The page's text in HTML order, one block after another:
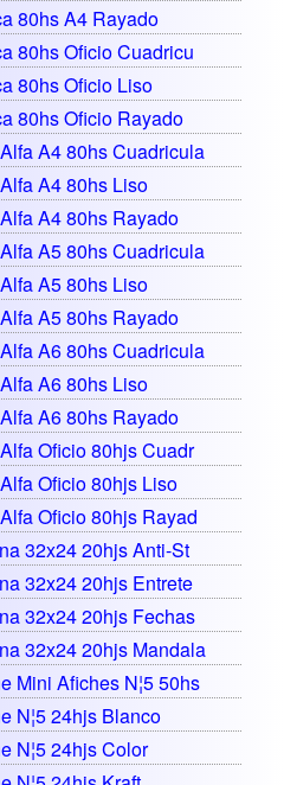
80hs A4 Rayado
80hs Oficio Cuadricu
80hs Oficio Liso
80hs Oficio Rayado
A4 80hs Cuadricula
A4 80hs Liso
A4 80hs Rayado
A5 80hs Cuadricula
A5 80hs Liso
A5 80hs Rayado
A6 80hs Cuadricula
A6 80hs Liso
A6 80hs Rayado
Oficio 80hjs Cuadr
Oficio 80hjs Liso
Oficio 80hjs Rayad
32x24 20hjs Anti-St
32x24 20hjs Entrete
32x24 20hjs Fechas
32x24 20hjs Mandala
Mini Afiches N¦5 50hs
N¦5 24hjs Blanco
N¦5 24hjs Color